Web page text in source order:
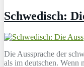
Schwedisch:
Die Aussprache der
als im deutschen. Wenn